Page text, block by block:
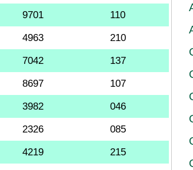
9701 110
4963 210
7042 137
8697 107
3982 046
2326 085
4219 215